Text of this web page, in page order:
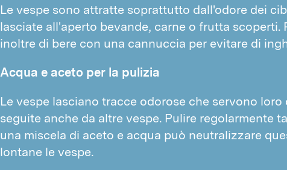
Le vespe sono attratte soprattutto dall'odore dei
lasciate all'aperto bevande, carne o frutta scoperti.
inoltre di bere con una cannuccia per evitare di
Acqua e aceto per la pulizia
Le vespe lasciano tracce odorose che servono
seguite anche da altre vespe. Pulire regolarmente
una miscela di aceto e acqua può neutralizzare
lontane le vespe.